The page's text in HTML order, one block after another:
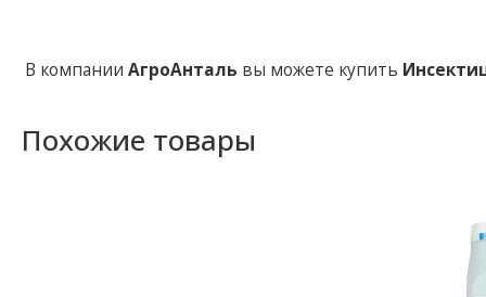
В компанииАгроАнталь вы можете купить
Похожие товары